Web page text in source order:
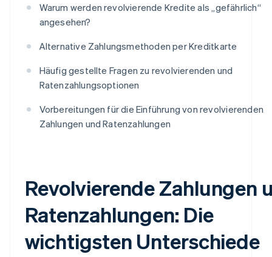
Warum werden revolvierende Kredite als „gefährlich“
angesehen?
Alternative Zahlungsmethoden per Kreditkarte
Häufig gestellte Fragen zu revolvierenden und
Ratenzahlungsoptionen
Vorbereitungen für die Einführung von revolvierenden
Zahlungen und Ratenzahlungen
Revolvierende Zahlungen
Ratenzahlungen: Die
wichtigsten Unterschiede